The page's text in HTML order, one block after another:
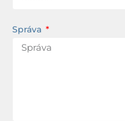
Správa